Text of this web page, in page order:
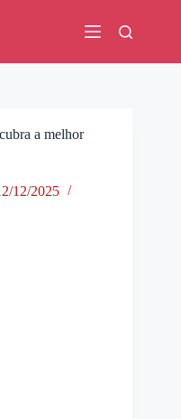
a melhor
12/2025